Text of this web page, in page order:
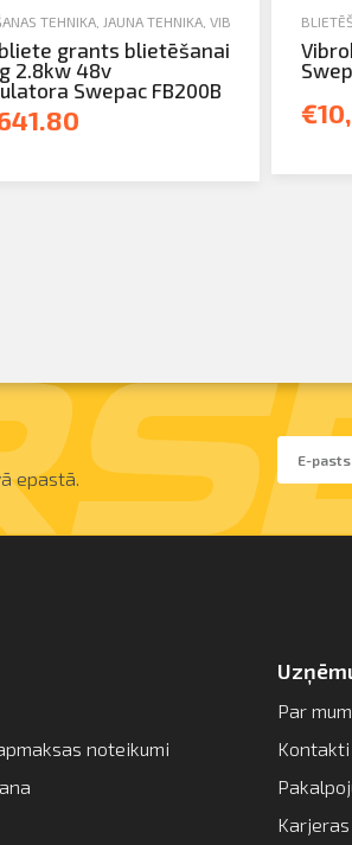
TEHNIKA, JAUNA TEHNIKA, VIBROBLIETES
grants blietēšanai
2.8kw 48v
Swepac FB200B
epastā.
noteikumi
Par
Kontakti